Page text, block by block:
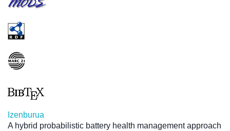
Izenburua
A hybrid probabilistic battery health management approach